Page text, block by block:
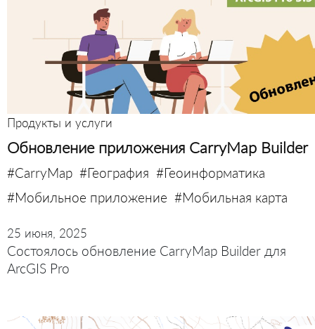
Продукты и услуги
Обновление приложения CarryMap Builder
#CarryMap #География #Геоинформатика
#Мобильное приложение #Мобильная карта
25 июня, 2025
Состоялось обновление CarryMap Builder для
ArcGIS Pro